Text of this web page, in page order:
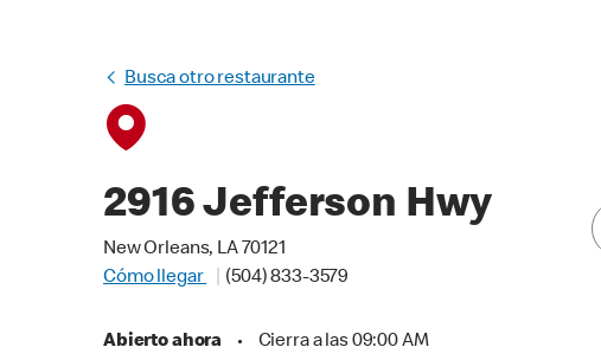
Busca otro restaurante
2916 Jefferson Hwy
New Orleans, LA 70121
Cómo llegar
(504) 833-3579
Abierto ahora • Cierra a las 09:00 AM